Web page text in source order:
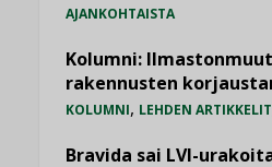
AJANKOHTAISTA
Kolumni:
rakennusten
KOLUMNI, LEHDEN ARTIKKELIT
Bravida sai LVI-